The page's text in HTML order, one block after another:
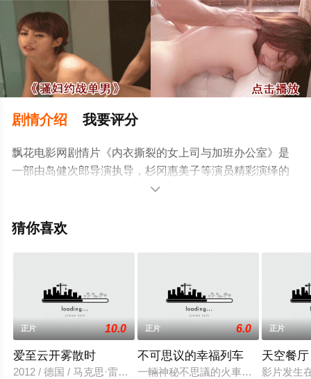
剧情介绍 我要评分
飘花电影网剧情片《内衣撕裂的女上司与加班办公室》是
一部由岛健次郎导演执导，杉冈惠美子等演员精彩演绎的
日本电影，手机免费观看高清无删减完整版电影大全就上
情网等平台了解。

猜你喜欢
正片 10.0
爱至云开雾散时
2012 / 德国 / 马克思·雷迈特,安娜·菲舍尔,杰西卡·施瓦茨
正片 6.0
不可思议的幸福列车
一輛神秘不思議的火車，每到偶數月
正片
天空餐厅
影片发生